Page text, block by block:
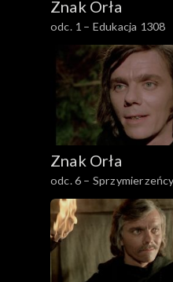
Znak Orła
odc. 1 – Edukacja 1308
Znak Orła
odc. 6 –